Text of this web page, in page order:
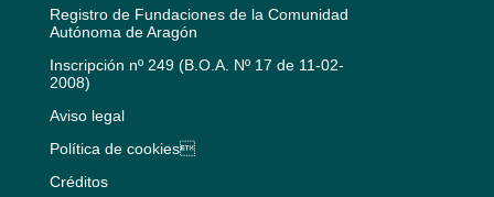
Registro de Fundaciones de la Comunidad
Autónoma de Aragón
Inscripción nº 249 (B.O.A. Nº 17 de 11-02-
2008)
Aviso legal
Política de cookies
Créditos